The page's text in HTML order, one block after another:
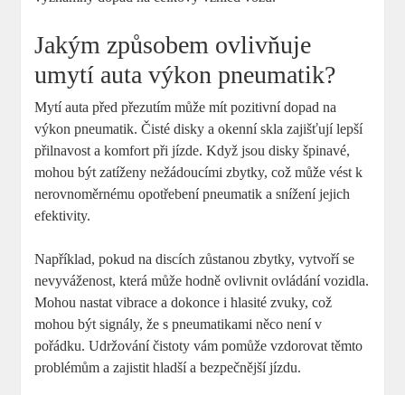
Jakým způsobem ovlivňuje
umytí auta výkon pneumatik?
Mytí auta před přezutím může mít pozitivní dopad na
výkon pneumatik. Čisté disky a okenní skla zajišťují lepší
přilnavost a komfort při jízde. Když jsou disky špinavé,
mohou být zatíženy nežádoucími zbytky, což může vést k
nerovnoměrnému opotřebení pneumatik a snížení jejich
efektivity.
Například, pokud na discích zůstanou zbytky, vytvoří se
nevyváženost, která může hodně ovlivnit ovládání vozidla.
Mohou nastat vibrace a dokonce i hlasité zvuky, což
mohou být signály, že s pneumatikami něco není v
pořádku. Udržování čistoty vám pomůže vzdorovat těmto
problémům a zajistit hladší a bezpečnější jízdu.